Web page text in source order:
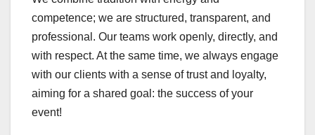
competence; we are structured, transparent, and
professional. Our teams work openly, directly, and
with respect. At the same time, we always engage
with our clients with a sense of trust and loyalty,
aiming for a shared goal: the success of your
event!